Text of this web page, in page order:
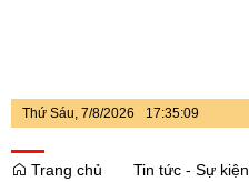
Thứ Sáu, 7/8/2026 17:35:10
Trang chủ
Tin tức - Sự kiện